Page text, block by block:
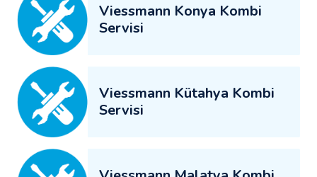
Viessmann Konya Kombi
Servisi
Viessmann Kütahya Kombi
Servisi